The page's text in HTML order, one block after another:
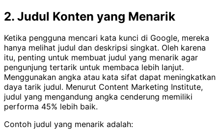
2. Judul Konten yang Menarik
Ketika pengguna mencari kata kunci di Google, mereka
hanya melihat judul dan deskripsi singkat. Oleh karena
itu, penting untuk membuat judul yang menarik agar
pengunjung tertarik untuk membaca lebih lanjut.
Menggunakan angka atau kata sifat dapat meningkatkan
daya tarik judul. Menurut Content Marketing Institute,
judul yang mengandung angka cenderung memiliki
performa 45% lebih baik.
Contoh judul yang menarik adalah: